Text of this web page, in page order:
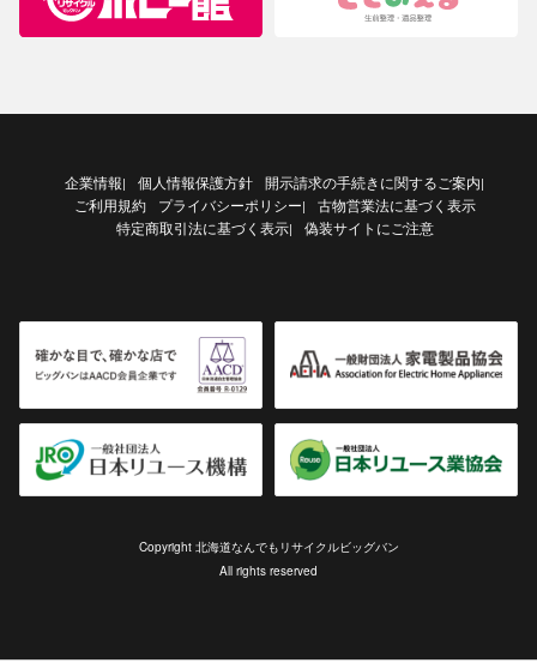
企業情報| 個人情報保護方針 開示請求の手続きに関するご案内|
ご利用規約 プライバシーポリシー|
古物営業法に基づく表示
特定商取引法に基づく表示| 偽装サイトにご注意
Copyright 北海道なんでもリサイクルビッグバン
All rights reserved